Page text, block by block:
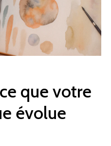
que votre
évolue